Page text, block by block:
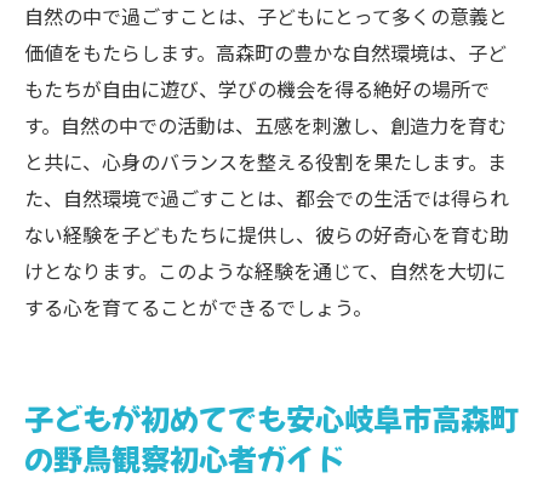
自然の中で過ごすことは、子どもにとって多くの意義と
価値をもたらします。高森町の豊かな自然環境は、子ど
もたちが自由に遊び、学びの機会を得る絶好の場所で
す。自然の中での活動は、五感を刺激し、創造力を育む
と共に、心身のバランスを整える役割を果たします。ま
た、自然環境で過ごすことは、都会での生活では得られ
ない経験を子どもたちに提供し、彼らの好奇心を育む助
けとなります。このような経験を通じて、自然を大切に
する心を育てることができるでしょう。
子どもが初めてでも安心岐阜市高森町
の野鳥観察初心者ガイド